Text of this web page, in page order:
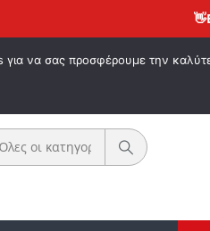
ΚΑΛΩΣ
να σας προσφέρουμε την